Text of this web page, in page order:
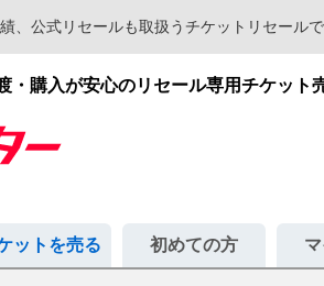
、公式リセールも取扱うチケットリセー
購入が安心のリセール専用チケット
ットを売る 初めての方